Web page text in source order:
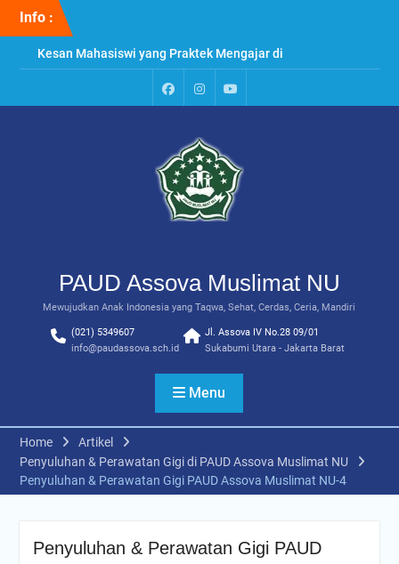
Info :
Kesan Mahasiswi yang Praktek Mengajar di
PAUD Assova
Penyuluhan & Perawatan Gigi di PAUD Assova
Muslimat NU
PaudInstagram
Youtube
PAUD Assova Muslimat NU
Mewujudkan Anak Indonesia yang Taqwa, Sehat, Cerdas, Ceria, Mandiri
(021) 5349607
info@paudassova.sch.id
Jl. Assova IV No.28 09/01
Sukabumi Utara - Jakarta Barat
Menu
Home
Artikel
Penyuluhan & Perawatan Gigi di PAUD Assova Muslimat NU
Penyuluhan & Perawatan Gigi PAUD Assova Muslimat NU-4
Penyuluhan & Perawatan Gigi PAUD